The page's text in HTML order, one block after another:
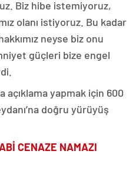
Biz hibe istemiyoruz,
olanı istiyoruz. Bu kadar
neyse biz onu
güçleri bize engel
açıklama yapmak için 600
doğru yürüyüş
CENAZE NAMAZI